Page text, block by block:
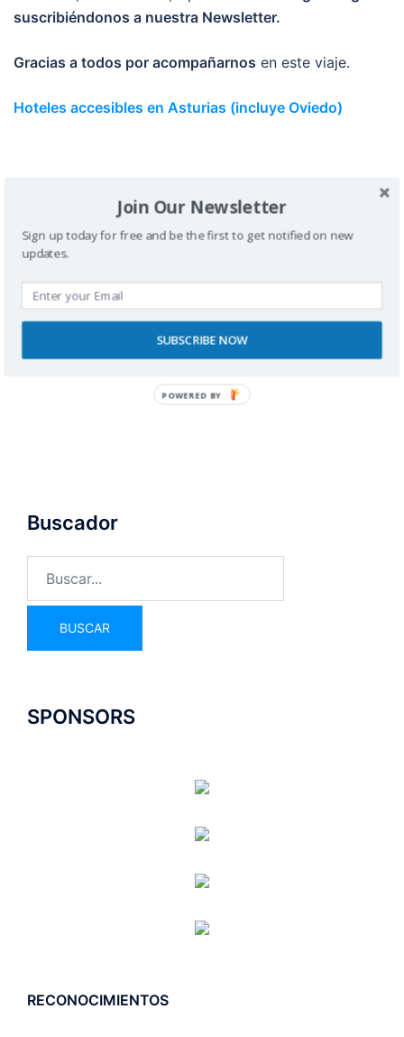
suscribiéndonos a nuestra Newsletter.
Gracias a todos por acompañarnos en este viaje.
Hoteles accesibles en Asturias (incluye Oviedo)
< 1
Buscador
SPONSORS
RECONOCIMIENTOS
Join Our Newsletter
Sign up today for free and be the first to get notified on new
updates.
SUBSCRIBE NOW
POWERED BY